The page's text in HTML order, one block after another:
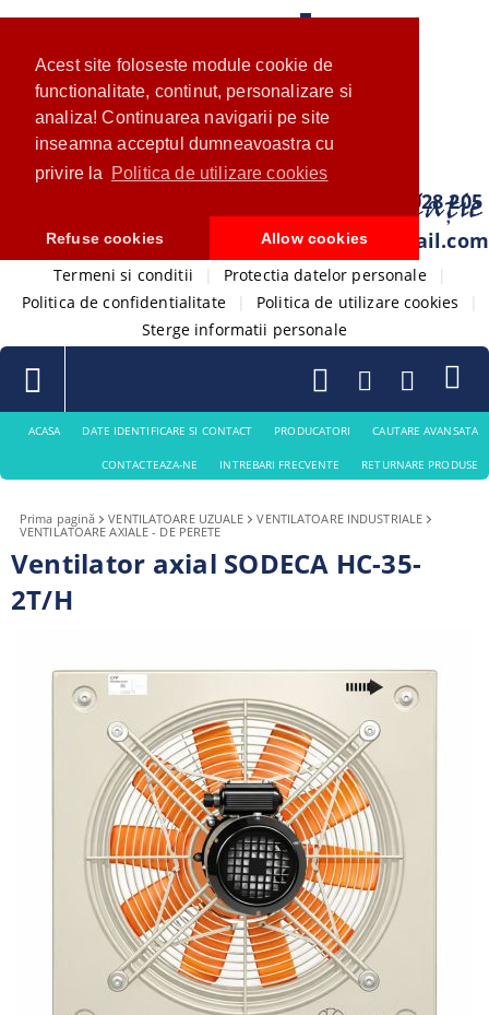
Acest site foloseste module cookie de
functionalitate, continut, personalizare si
analiza! Continuarea navigarii pe site
inseamna acceptul dumneavoastra cu
privire la
Politica de utilizare cookies
Refuse cookies Allow cookies
0733 028 205
com.ventistore@gmail.com
Termeni si conditii Protectia datelor personale
Politica de confidentialitate
Politica de utilizare cookies
Sterge informatii personale
ACASA DATE IDENTIFICARE SI CONTACT PRODUCATORI CAUTARE AVANSATA
CONTACTEAZA-NE INTREBARI FRECVENTE RETURNARE PRODUSE
Prima pagină VENTILATOARE UZUALE
VENTILATOARE INDUSTRIALE
VENTILATOARE AXIALE - DE PERETE
Ventilator axial SODECA HC-35-
2T/H